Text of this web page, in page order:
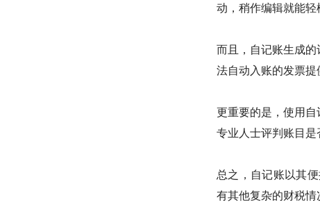
动，稍作编辑就能轻
而且，自记账生成
法自动入账的发票提
更重要的是，使用
专业人士评判账目是
总之，自记账以其
有其他复杂的财税情